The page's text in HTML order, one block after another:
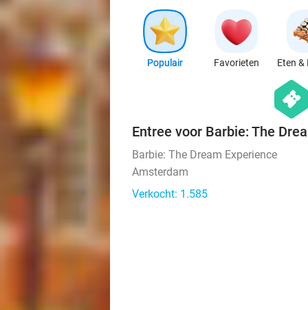
Populair Favorieten Eten &
hexagon
events
Entree voor Barbie: The
Barbie: The Dream Experience
Amsterdam
Verkocht: 1.585